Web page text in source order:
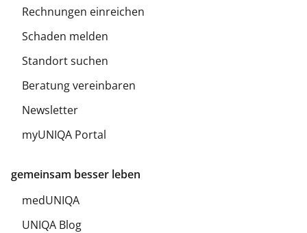
Rechnungen einreichen
Schaden melden
Standort suchen
Beratung vereinbaren
Newsletter
myUNIQA Portal
gemeinsam besser leben
medUNIQA
UNIQA Blog